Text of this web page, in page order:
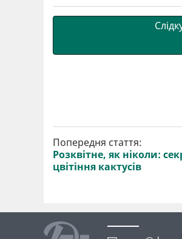
Попередня стаття:
Розквітне, як ніколи:
цвітіння кактусів